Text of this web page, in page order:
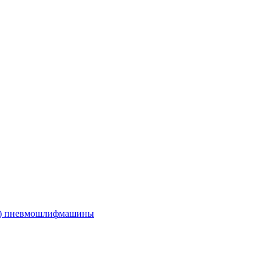
пневмошлифмашины